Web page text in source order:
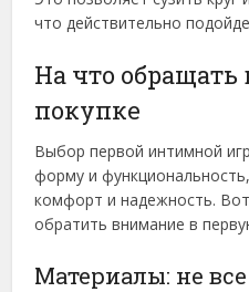
что действительно
На что
покупке
Выбор первой интимной
форму и
комфорт и надежность.
обратить внимание в
Материалы: не